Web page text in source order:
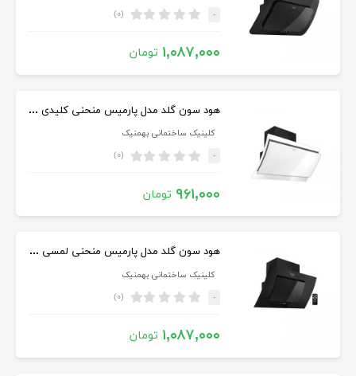
- (۰)
۱,۰۸۷,۰۰۰ تومان
هود سون گلد مدل پارمیس منحنی کلیدی سایز ۹۰
کلینیک ساختمانی بهمنیک
- (۰)
۹۶۱,۰۰۰ تومان
هود سون گلد مدل پارمیس منحنی لمسی سایز ۹۰
کلینیک ساختمانی بهمنیک
- (۰)
۱,۰۸۷,۰۰۰ تومان